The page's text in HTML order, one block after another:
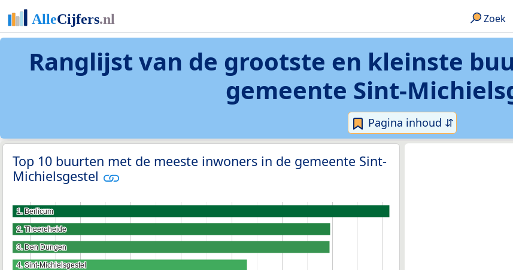
Zoek
Ranglijst van de grootste en kleinste
gemeente Sint-
Pagina inhoud ⇵
Top 10 buurten met de meeste inwoners in de gemeente Sint-
Michielsgestel
1. Berlicum
1. Berlicum
2. Theereheide
2. Theereheide
3. Den Dungen
3. Den Dungen
4. Sint-Michielsgestel
4. Sint-Michielsgestel